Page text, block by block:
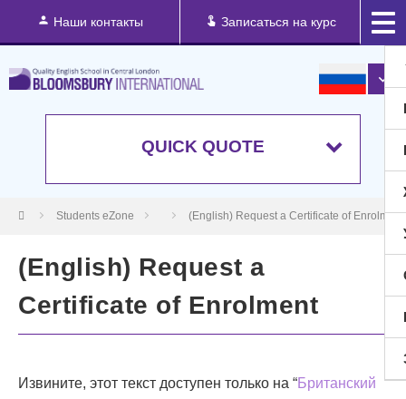
Наши контакты Записаться на курс
QUICK QUOTE
Students eZone (English) Request a Certificate of Enrolment
(English) Request a
Certificate of Enrolment
Извините, этот текст доступен только на “Британский